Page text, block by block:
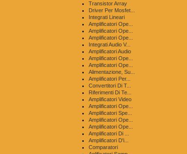
Transistor Array
Driver Per Mosfet...
Integrati Lineari
Amplificatori Ope...
Amplificatori Ope...
Amplificatori Ope...
Integrati Audio V...
Amplificatori Audio
Amplificatori Ope...
Amplificatori Ope...
Alimentazione, Su...
Amplificatori Per...
Convertitori Di T...
Riferimenti Di Te...
Amplificatori Video
Amplificatori Ope...
Amplificatori Spe...
Amplificatori Ope...
Amplificatori Ope...
Amplificatori Di ...
Amplificatori D'i...
Comparatori